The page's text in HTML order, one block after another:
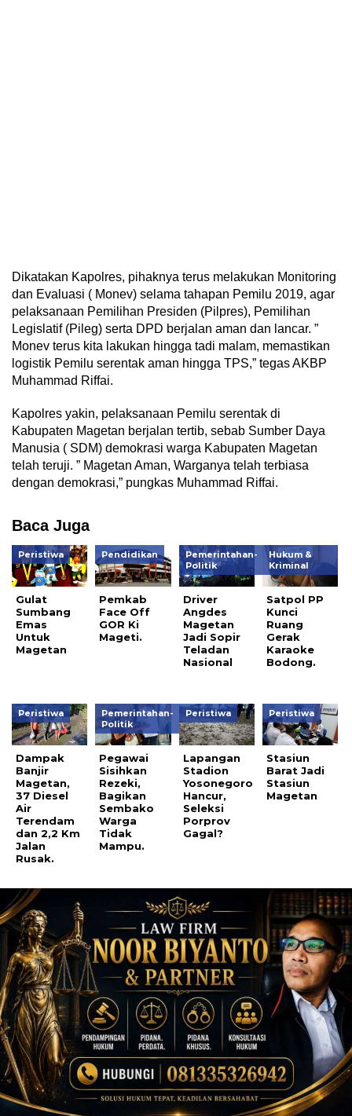
Dikatakan Kapolres, pihaknya terus melakukan Monitoring
dan Evaluasi ( Monev) selama tahapan Pemilu 2019, agar
pelaksanaan Pemilihan Presiden (Pilpres), Pemilihan
Legislatif (Pileg) serta DPD berjalan aman dan lancar. ”
Monev terus kita lakukan hingga tadi malam, memastikan
logistik Pemilu serentak aman hingga TPS,” tegas AKBP
Muhammad Riffai.
Kapolres yakin, pelaksanaan Pemilu serentak di
Kabupaten Magetan berjalan tertib, sebab Sumber Daya
Manusia ( SDM) demokrasi warga Kabupaten Magetan
telah teruji. ” Magetan Aman, Warganya telah terbiasa
dengan demokrasi,” pungkas Muhammad Riffai.
Baca Juga
Peristiwa
Gulat
Sumbang
Emas
Untuk
Magetan
Pendidikan
Pemkab
Face Off
GOR Ki
Mageti.
Pemerintahan-
Politik
Driver
Angdes
Magetan
Jadi Sopir
Teladan
Nasional
Hukum &
Kriminal
Satpol PP
Kunci
Ruang
Gerak
Karaoke
Bodong.
Peristiwa
Dampak
Banjir
Magetan,
37 Diesel
Air
Terendam
dan 2,2 Km
Jalan
Rusak.
Pemerintahan-
Politik
Pegawai
Sisihkan
Rezeki,
Bagikan
Sembako
Warga
Tidak
Mampu.
Peristiwa
Lapangan
Stadion
Yosonegoro
Hancur,
Seleksi
Porprov
Gagal?
Peristiwa
Stasiun
Barat Jadi
Stasiun
Magetan